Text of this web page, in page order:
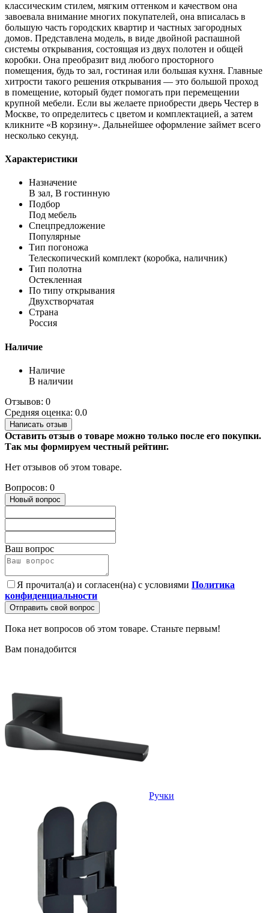
классическим стилем, мягким оттенком и качеством она
завоевала внимание многих покупателей, она вписалась в
большую часть городских квартир и частных загородных
домов. Представлена модель, в виде двойной распашной
системы открывания, состоящая из двух полотен и общей
коробки. Она преобразит вид любого просторного
помещения, будь то зал, гостиная или большая кухня. Главные
хитрости такого решения открывания — это большой проход
в помещение, который будет помогать при перемещении
крупной мебели. Если вы желаете приобрести дверь Честер в
Москве, то определитесь с цветом и комплектацией, а затем
кликните «В корзину». Дальнейшее оформление займет всего
несколько секунд.
Характеристики
Назначение
В зал, В гостинную
Подбор
Под мебель
Спецпредложение
Популярные
Тип погоножа
Телескопический комплект (коробка, наличник)
Тип полотна
Остекленная
По типу открывания
Двухстворчатая
Страна
Россия
Наличие
Наличие
В наличии
Отзывов: 0
Средняя оценка: 0.0
Написать отзыв
Оставить отзыв о товаре можно только после его покупки.
Так мы формируем честный рейтинг.
Нет отзывов об этом товаре.
Вопросов: 0
Новый вопрос
Ваш вопрос
Я прочитал(а) и согласен(на) с условиями Политика
конфиденциальности
Отправить свой вопрос
Пока нет вопросов об этом товаре. Станьте первым!
Вам понадобится
Ручки